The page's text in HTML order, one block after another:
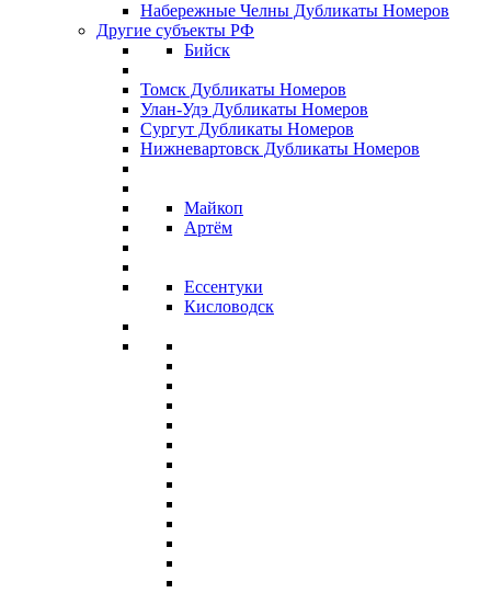
Набережные Челны Дубликаты Номеров
Другие субъекты РФ
Бийск
Томск Дубликаты Номеров
Улан-Удэ Дубликаты Номеров
Сургут Дубликаты Номеров
Нижневартовск Дубликаты Номеров
Майкоп
Артём
Ессентуки
Кисловодск